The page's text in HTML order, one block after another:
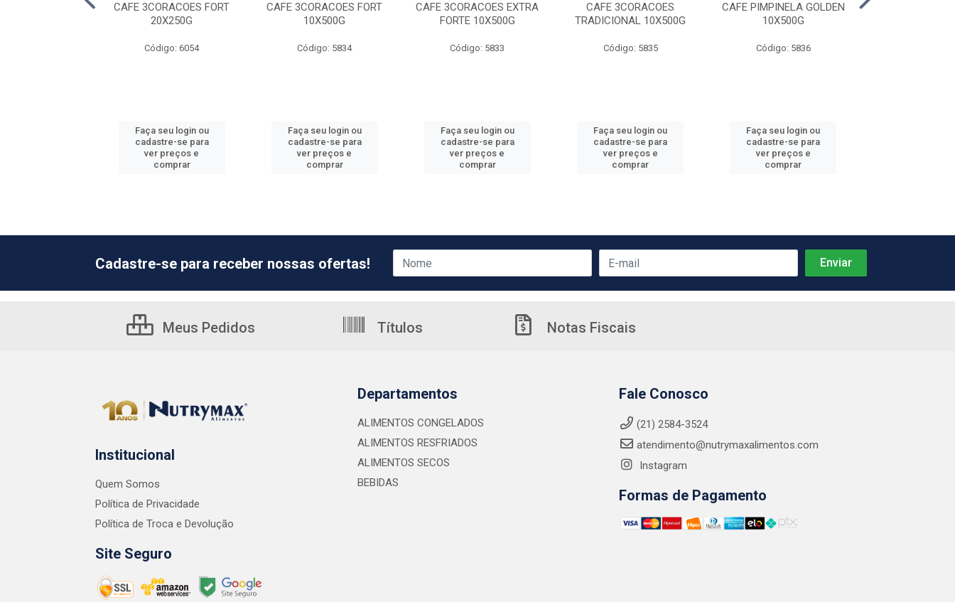
CAFE 3CORACOES FORT
20X250G
Código: 6054
Faça seu login ou
cadastre-se para
ver preços e
comprar
CAFE 3CORACOES FORT
10X500G
Código: 5834
Faça seu login ou
cadastre-se para
ver preços e
comprar
CAFE 3CORACOES EXTRA
FORTE 10X500G
Código: 5833
Faça seu login ou
cadastre-se para
ver preços e
comprar
CAFE 3CORACOES
TRADICIONAL 10X500G
Código: 5835
Faça seu login ou
cadastre-se para
ver preços e
comprar
CAFE PIMPINELA GOLDEN
10X500G
Código: 5836
Faça seu login ou
cadastre-se para
ver preços e
comprar
Cadastre-se para receber nossas ofertas!
Meus Pedidos Títulos Notas Fiscais
Institucional
Quem Somos
Política de Privacidade
Política de Troca e Devolução
Site Seguro
Departamentos
ALIMENTOS CONGELADOS
ALIMENTOS RESFRIADOS
ALIMENTOS SECOS
BEBIDAS
Fale Conosco
(21) 2584-3524
atendimento@nutrymaxalimentos.com
Instagram
Formas de Pagamento